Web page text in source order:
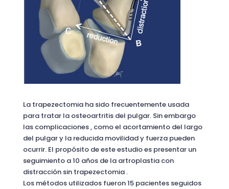
La trapezectomia ha sido frecuentemente usada
para tratar la osteoartritis del pulgar. Sin embargo
las complicaciones , como el acortamiento del largo
del pulgar y la reducida movilidad y fuerza pueden
ocurrir. El propósito de este estudio es presentar un
seguimiento a 10 años de la artroplastia con
distracción sin trapezectomia .
Los métodos utilizados fueron 15 pacientes seguidos